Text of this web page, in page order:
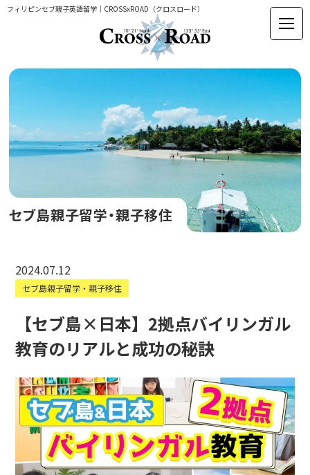
フィリピンセブ親子英語留学｜CROSSxROAD（クロスロード）
セブ島親子留学・親子移住
2024.07.12
セブ島親子留学・親子移住
【セブ島×日本】2拠点バイリンガル
教育のリアルと成功の秘訣